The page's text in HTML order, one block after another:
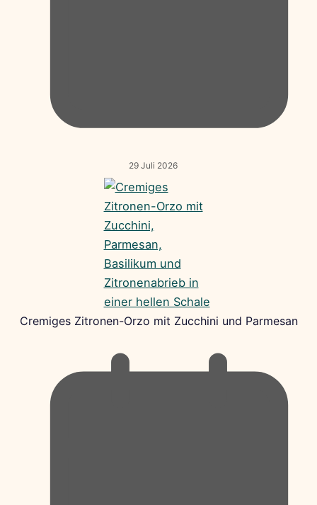
29 Juli 2026
Cremiges Zitronen-Orzo mit Zucchini und Parmesan